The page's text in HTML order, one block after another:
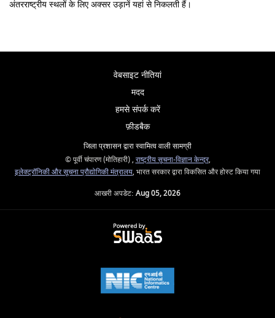
अंतरराष्ट्रीय स्थलों के लिए अक्सर उड़ानें यहां से निकलती हैं।
वेबसाइट नीतियां
मदद
हमसे संपर्क करें
फ़ीडबैक
जिला प्रशासन द्वारा स्वामित्व वाली सामग्री
© पूर्वी चंपारण (मोतिहारी) , राष्ट्रीय सूचना-विज्ञान केन्द्र,
इलेक्‍ट्रॉनिकी और सूचना प्रौद्योगिकी मंत्रालय, भारत सरकार द्वारा विकसित और होस्ट किया गया
आखरी अपडेट: Aug 05, 2026